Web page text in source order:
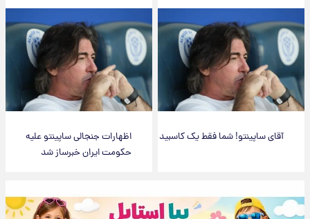
آقای ساپینتو! شما فقط یک کاسبید
اظهارات جنجالی ساپینتو علیه
حکومت ایران خبرساز شد